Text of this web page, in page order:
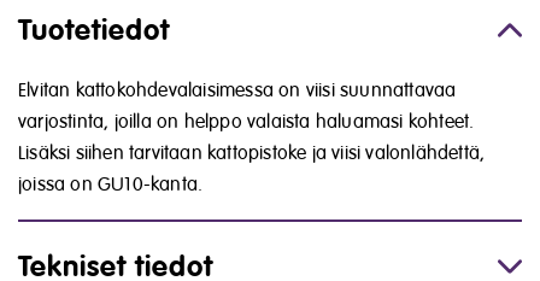
Tuotetiedot
Elvitan kattokohdevalaisimessa on viisi suunnattavaa
varjostinta, joilla on helppo valaista haluamasi kohteet.
Lisäksi siihen tarvitaan kattopistoke ja viisi valonlähdettä,
joissa on GU10-kanta.
Tekniset tiedot